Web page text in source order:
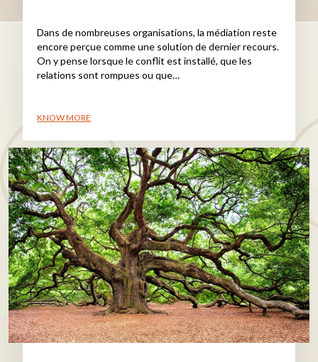
Dans de nombreuses organisations, la médiation reste
encore perçue comme une solution de dernier recours.
On y pense lorsque le conflit est installé, que les
relations sont rompues ou que…
KNOW MORE